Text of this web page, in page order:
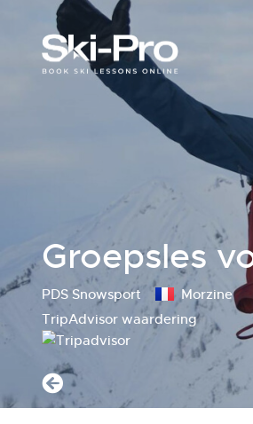
Groepsles
PDS Snowsport
Morzine
TripAdvisor waardering